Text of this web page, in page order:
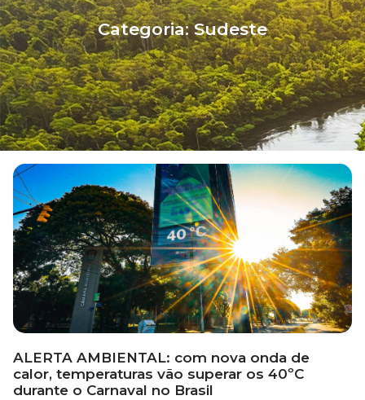
Categoria: Sudeste
ALERTA AMBIENTAL: com nova onda de
calor, temperaturas vão superar os 40ºC
durante o Carnaval no Brasil